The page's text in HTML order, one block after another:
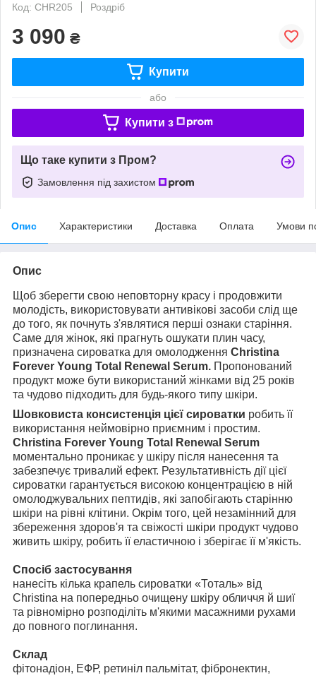
Код: CHR205
Роздріб
3 090 ₴
Купити
або
Купити з
Що таке купити з Пром?
Замовлення під захистом
Опис Характеристики Доставка Оплата Умови
Опис
Щоб зберегти свою неповторну красу і продовжити
молодість, використовувати антивікові засоби слід ще
до того, як почнуть з'являтися перші ознаки старіння.
Саме для жінок, які прагнуть ошукати плин часу,
призначена сироватка для омолодження Christina
Forever Young Total Renewal Serum. Пропонований
продукт може бути використаний жінками від 25 років
та чудово підходить для будь-якого типу шкіри.
Шовковиста консистенція цієї сироватки робить її
використання неймовірно приємним і простим.
Christina Forever Young Total Renewal Serum
моментально проникає у шкіру після нанесення та
забезпечує тривалий ефект. Результативність дії цієї
сироватки гарантується високою концентрацією в ній
омолоджувальних пептидів, які запобігають старінню
шкіри на рівні клітини. Окрім того, цей незамінний для
збереження здоров'я та свіжості шкіри продукт чудово
живить шкіру, робить її еластичною і зберігає її м'якість.
Спосіб застосування
нанесіть кілька крапель сироватки «Тоталь» від
Christina на попередньо очищену шкіру обличчя й шиї
та рівномірно розподіліть м'якими масажними рухами
до повного поглинання.
Склад
фітонадіон, ЕФР, ретиніл пальмітат, фібронектин,